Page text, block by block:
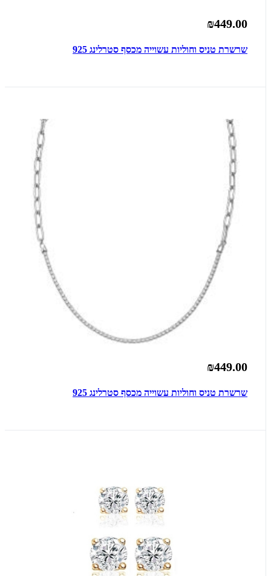
₪449.00
שרשרת טניס וחוליות עשוייה מכסף סטרלינג 925
₪449.00
שרשרת טניס וחוליות עשוייה מכסף סטרלינג 925